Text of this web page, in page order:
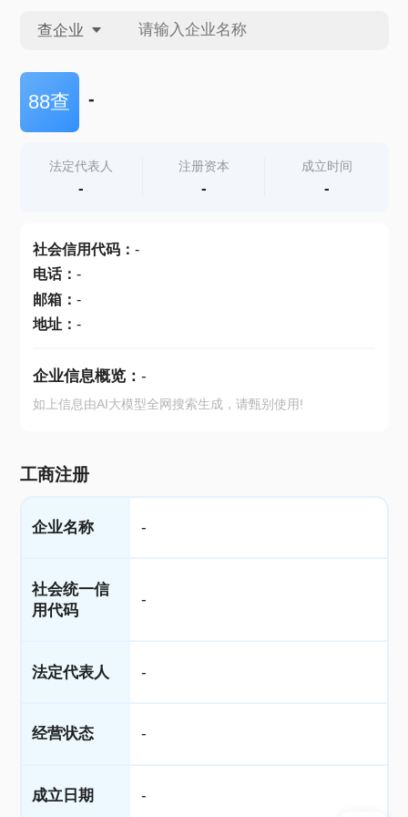
查企业
查企业
查产地
88查 -
法定代表人
-
注册资本
-
成立时间
-
社会信用代码： -
电话： -
邮箱： -
地址： -
企业信息概览： -
如上信息由AI大模型全网搜索生成，请甄别使用!
工商注册
企业名称 -
社会统一信
用代码
-
法定代表人 -
经营状态 -
成立日期 -